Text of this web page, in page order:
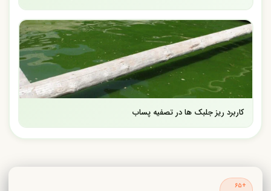
کاربرد ریز جلبک ها در تصفیه پساب
+۶۵